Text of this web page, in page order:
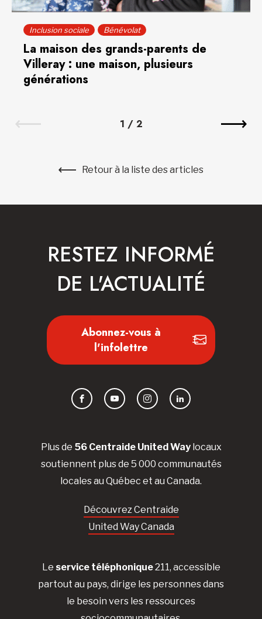
Inclusion sociale Bénévolat
La maison des grands-parents de
Villeray : une maison, plusieurs
générations
1 / 2
Retour à la liste des articles
Plus de 56 Centraide United Waylocaux
soutiennent plus de 5 000 communautés
locales au Québec et au Canada.
Découvrez Centraide
United Way Canada
Le service téléphonique211, accessible
partout au pays, dirige les personnes dans
le besoin vers les ressources
RESTEZ INFORMÉ
DE L'ACTUALITÉ
Abonnez-vous à
l'infolettre
FacebookYouTubeInstagramLinkedIn